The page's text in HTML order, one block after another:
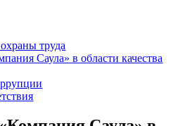
труда
Саула» в области качества